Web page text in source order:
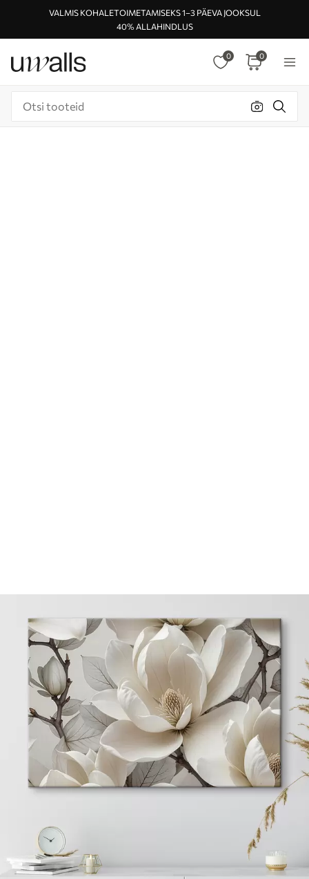
VALMIS KOHALETOIMETAMISEKS 1–3 PÄEVA JOOKSUL
40% ALLAHINDLUS
0 0